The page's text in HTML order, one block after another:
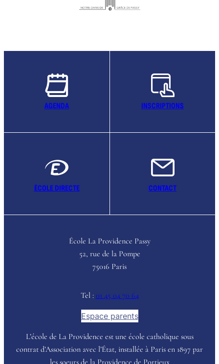
AGENDA INSCRIPTIONS
ÉCOLE DIRECTE CONTACT
École La Providence Passy
52, rue de la Pompe
75016 Paris
Tel : 01 45 04 70 64
Espace parents
L’école de La Providence est une école catholique sous
contrat d’Association avec l’État, installée à Paris en 1897 par